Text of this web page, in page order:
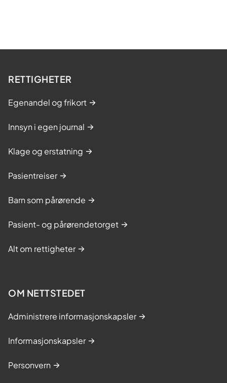
RETTIGHETER
Egenandel og frikort
Innsyn i egen journal
Klage og erstatning
Pasientreiser
Barn som pårørende
Pasient- og pårørendetorget
Alt om rettigheter
OM NETTSTEDET
Administrere informasjonskapsler
Informasjonskapsler
Personvern